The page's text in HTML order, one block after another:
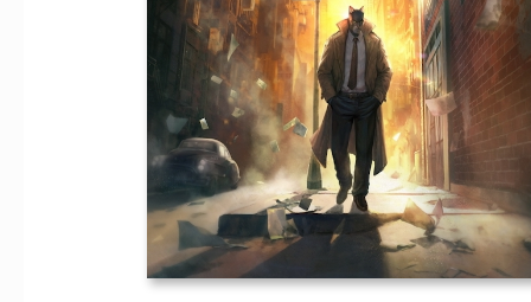
Play
Seek Current
time
02:00
Mute